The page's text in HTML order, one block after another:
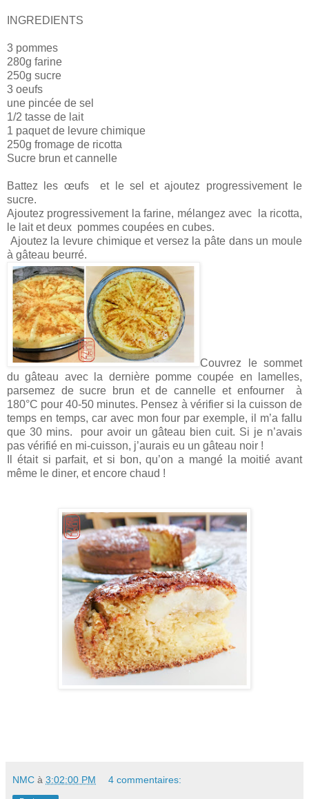
INGREDIENTS
3 pommes
280g farine
250g sucre
3 oeufs
une pincée de sel
1/2 tasse de lait
1 paquet de levure chimique
250g fromage de ricotta
Sucre brun et cannelle
Battez les œufs
et le sel et ajoutez progressivement le
sucre.
Ajoutez progressivement la farine, mélangez avec
la ricotta,
le lait et deux pommes coupées en cubes.
Ajoutez la levure chimique et versez la pâte dans un moule
à gâteau beurré.
Couvrez le sommet
du gâteau avec la dernière pomme coupée en lamelles,
parsemez de sucre brun et de cannelle et enfourner
à
180°C pour 40-50 minutes. Pensez à vérifier si la cuisson de
temps en temps, car avec mon four par exemple, il m’a fallu
que 30 mins.
pour avoir un gâteau bien cuit. Si je n’avais
pas vérifié en mi-cuisson, j’aurais eu un gâteau noir !
Il était si parfait, et si bon, qu’on a mangé la moitié avant
même le diner, et encore chaud !
NMC à 3:02:00 PM 4 commentaires: